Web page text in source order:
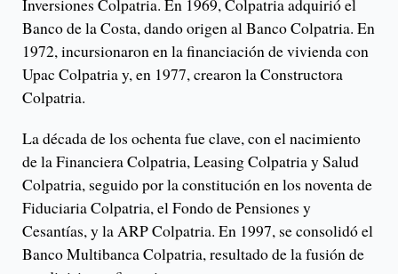
Inversiones Colpatria. En 1969, Colpatria adquirió el
Banco de la Costa, dando origen al Banco Colpatria. En
1972, incursionaron en la financiación de vivienda con
Upac Colpatria y, en 1977, crearon la Constructora
Colpatria.
La década de los ochenta fue clave, con el nacimiento
de la Financiera Colpatria, Leasing Colpatria y Salud
Colpatria, seguido por la constitución en los noventa de
Fiduciaria Colpatria, el Fondo de Pensiones y
Cesantías, y la ARP Colpatria. En 1997, se consolidó el
Banco Multibanca Colpatria, resultado de la fusión de